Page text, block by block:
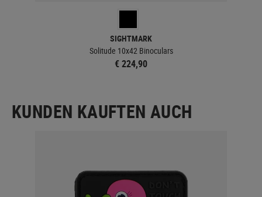
SIGHTMARK
Solitude 10x42 Binoculars
€ 224,90
KUNDEN KAUFTEN AUCH